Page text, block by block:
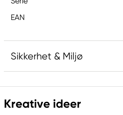
EAN
Sikkerhet & Miljø
Ansvarlig EU
Faber-Castell
Kreative ideer